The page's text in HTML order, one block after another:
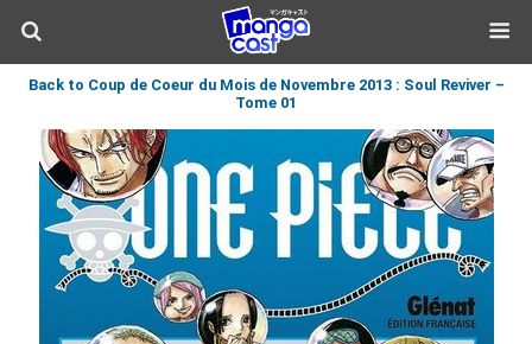
Back to Coup de Coeur du Mois de Novembre 2013 : Soul Reviver –
Tome 01